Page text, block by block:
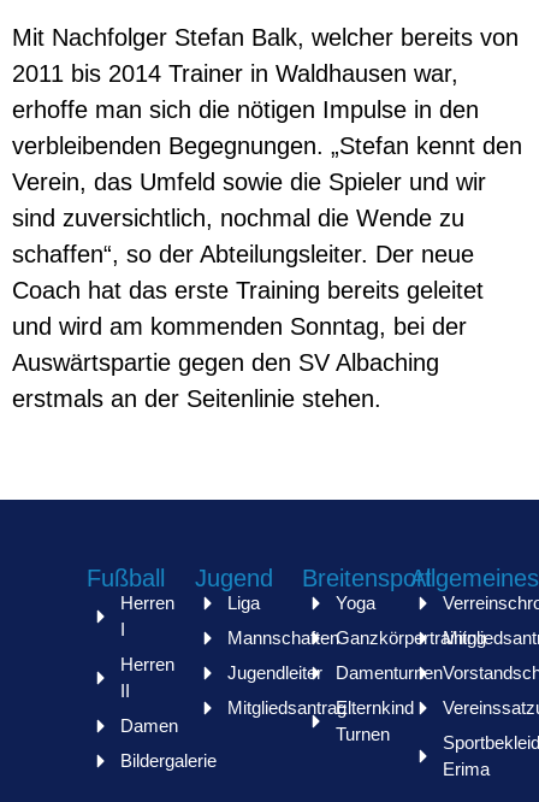
Mit Nachfolger Stefan Balk, welcher bereits von
2011 bis 2014 Trainer in Waldhausen war,
erhoffe man sich die nötigen Impulse in den
verbleibenden Begegnungen. „Stefan kennt den
Verein, das Umfeld sowie die Spieler und wir
sind zuversichtlich, nochmal die Wende zu
schaffen“, so der Abteilungsleiter. Der neue
Coach hat das erste Training bereits geleitet
und wird am kommenden Sonntag, bei der
Auswärtspartie gegen den SV Albaching
erstmals an der Seitenlinie stehen.
Fußball
Herren
I
Herren
II
Damen
Bildergalerie
Jugend
Liga
Mannschaften
Jugendleiter
Mitgliedsantrag
Breitensport
Yoga
Ganzkörpertraining
Damenturnen
Elternkind
Turnen
Allgemeines
Erima